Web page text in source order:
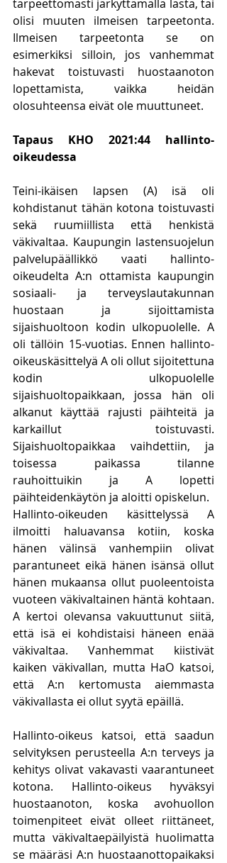
tarpeettomasti järkyttämällä lasta, tai
olisi muuten ilmeisen tarpeetonta.
Ilmeisen tarpeetonta se on
esimerkiksi silloin, jos vanhemmat
hakevat toistuvasti huostaanoton
lopettamista, vaikka heidän
olosuhteensa eivät ole muuttuneet.
Tapaus KHO 2021:44 hallinto-
oikeudessa
Teini-ikäisen lapsen (A) isä oli
kohdistanut tähän kotona toistuvasti
sekä ruumiillista että henkistä
väkivaltaa. Kaupungin lastensuojelun
palvelupäällikkö vaati hallinto-
oikeudelta A:n ottamista kaupungin
sosiaali- ja terveyslautakunnan
huostaan ja sijoittamista
sijaishuoltoon kodin ulkopuolelle. A
oli tällöin 15-vuotias. Ennen hallinto-
oikeuskäsittelyä A oli ollut sijoitettuna
kodin ulkopuolelle
sijaishuoltopaikkaan, jossa hän oli
alkanut käyttää rajusti päihteitä ja
karkaillut toistuvasti.
Sijaishuoltopaikkaa vaihdettiin, ja
toisessa paikassa tilanne
rauhoittuikin ja A lopetti
päihteidenkäytön ja aloitti opiskelun.
Hallinto-oikeuden käsittelyssä A
ilmoitti haluavansa kotiin, koska
hänen välinsä vanhempiin olivat
parantuneet eikä hänen isänsä ollut
hänen mukaansa ollut puoleentoista
vuoteen väkivaltainen häntä kohtaan.
A kertoi olevansa vakuuttunut siitä,
että isä ei kohdistaisi häneen enää
väkivaltaa. Vanhemmat kiistivät
kaiken väkivallan, mutta HaO katsoi,
että A:n kertomusta aiemmasta
väkivallasta ei ollut syytä epäillä.
Hallinto-oikeus katsoi, että saadun
selvityksen perusteella A:n terveys ja
kehitys olivat vakavasti vaarantuneet
kotona. Hallinto-oikeus hyväksyi
huostaanoton, koska avohuollon
toimenpiteet eivät olleet riittäneet,
mutta väkivaltaepäilyistä huolimatta
se määräsi A:n huostaanottopaikaksi